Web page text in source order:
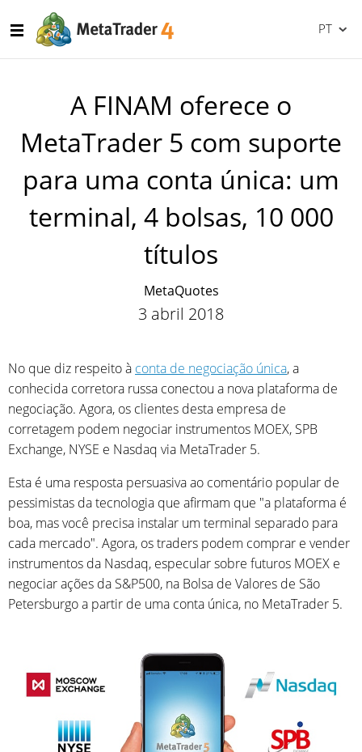
PT
A FINAM oferece o
MetaTrader 5 com suporte
para uma conta única: um
terminal, 4 bolsas, 10 000
títulos
MetaQuotes
3 abril 2018
No que diz respeito à conta de negociação única, a
conhecida corretora russa conectou a nova plataforma de
negociação. Agora, os clientes desta empresa de
corretagem podem negociar instrumentos MOEX, SPB
Exchange, NYSE e Nasdaq via MetaTrader 5.
Esta é uma resposta persuasiva ao comentário popular de
pessimistas da tecnologia que afirmam que "a plataforma é
boa, mas você precisa instalar um terminal separado para
cada mercado". Agora, os traders podem comprar e vender
instrumentos da Nasdaq, especular sobre futuros MOEX e
negociar ações da S&P500, na Bolsa de Valores de São
Petersburgo a partir de uma conta única, no MetaTrader 5.